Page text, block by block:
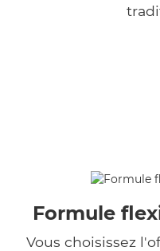
Formule
Vous choisissez